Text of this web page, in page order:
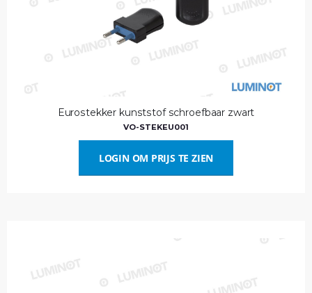
Eurostekker kunststof schroefbaar zwart
VO-STEKEU001
LOGIN OM PRIJS TE ZIEN